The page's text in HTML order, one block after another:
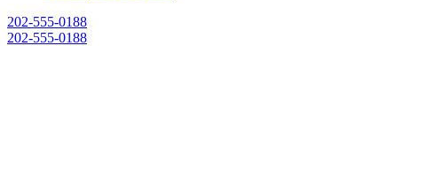
202-555-0188
202-555-0188